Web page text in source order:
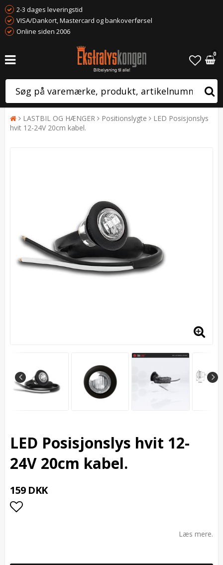
2-3 dages leveringstid
VISA/Dankort, Mastercard og bankoverførsel
Online siden 2006
0
LASTBIL OG HÆNGER Positionslygte
LED Posisjonslys
hvit 12-24V 20cm kabel.
LED Posisjonslys hvit 12-
24V 20cm kabel.
159 DKK
Læs mere.